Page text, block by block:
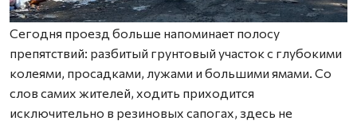
Сегодня проезд больше напоминает полосу
препятствий: разбитый грунтовый участок с глубокими
колеями, просадками, лужами и большими ямами. Со
слов самих жителей, ходить приходится
исключительно в резиновых сапогах, здесь не